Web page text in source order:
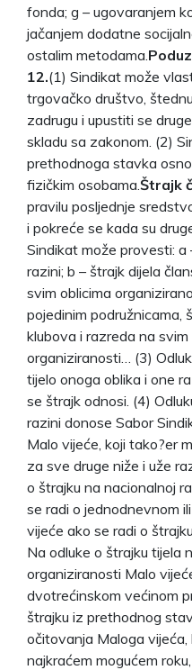
fonda; g – ugovaranjem
jačanjem dodatne
ostalim metodama.
12.(1) Sindikat može
trgovačko društvo,
zadrugu i upustiti se
skladu sa zakonom. (2)
prethodnoga stavka
fizičkim osobama. Štrajk
pravilu posljednje
i pokreće se kada su
Sindikat može provesti: a
razini; b – štrajk dijela
svim oblicima
pojedinim podružnicama,
klubova i razreda na
organiziranosti… (3)
tijelo onoga oblika i one
se štrajk odnosi. (4)
razini donose Sabor
Malo vijeće, koji tako?er
za sve druge niže i uže
o štrajku na nacionalnoj
se radi o jednodnevnom
vijeće ako se radi o
Na odluke o štrajku tijela
organiziranosti Malo
dvotrećinskom većinom
štrajku iz prethodnog
očitovanja Maloga vijeća,
najkraćem mogućem